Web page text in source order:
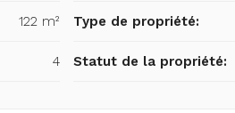
122 m²
4
Type de propriété:
Statut de la propriété: